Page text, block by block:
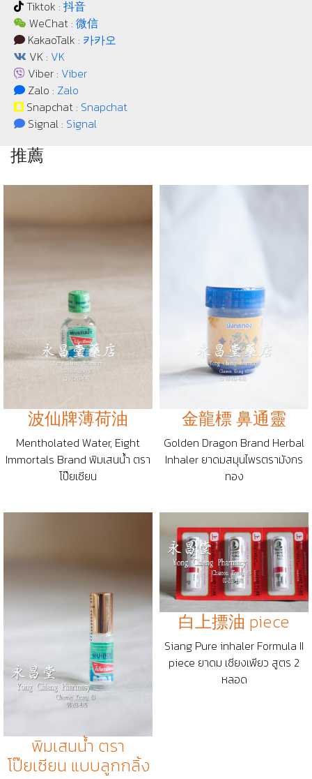
Tiktok : 抖音
WeChat : 微信
KakaoTalk : 카카오
VK : VK
Viber : Viber
Zalo : Zalo
Snapchat : Snapchat
Signal : Signal
推薦
波仙牌薄荷油
Mentholated Water, Eight
Immortals Brand พิมเสนน้ำ ตรา
โป๊ยเซียน
金龍標 鼻通靈
Golden Dragon Brand Herbal
Inhaler ยาดมสมุนไพรตรามังกร
ทอง
พิมเสนน้ำ ตรา
โป๊ยเซียน แบบลูกกลิ้ง
白上摽油 piece
Siang Pure inhaler Formula II
piece ยาดม เซียงเพียว สูตร 2
หลอด